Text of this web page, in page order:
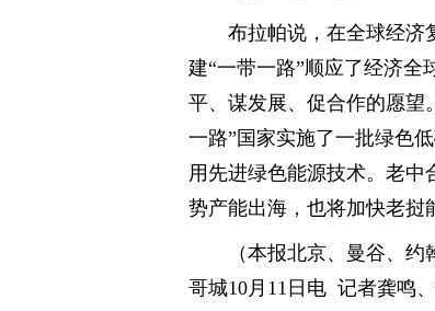
布拉帕说，在全球经济
建“一带一路”顺应了经济全
平、谋发展、促合作的愿望
一路”国家实施了一批绿色
用先进绿色能源技术。老
势产能出海，也将加快老挝
（本报北京、曼谷、
哥城10月11日电 记者龚鸣